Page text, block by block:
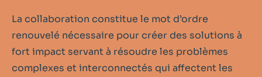
La collaboration constitue le mot d’ordre
renouvelé nécessaire pour créer des solutions à
fort impact servant à résoudre les problèmes
complexes et interconnectés qui affectent les